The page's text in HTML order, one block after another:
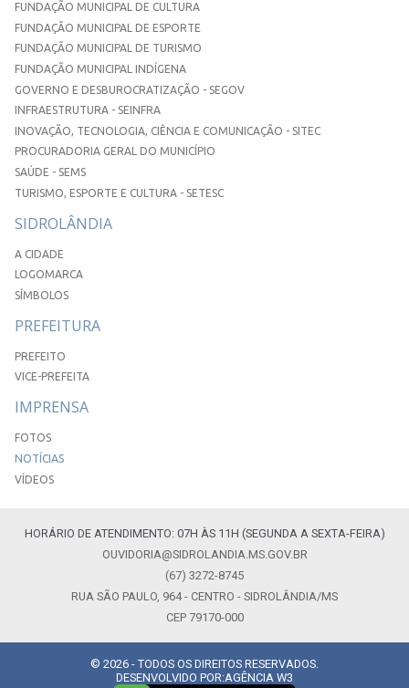
FUNDAÇÃO MUNICIPAL DE CULTURA
FUNDAÇÃO MUNICIPAL DE ESPORTE
FUNDAÇÃO MUNICIPAL DE TURISMO
FUNDAÇÃO MUNICIPAL INDÍGENA
GOVERNO E DESBUROCRATIZAÇÃO - SEGOV
INFRAESTRUTURA - SEINFRA
INOVAÇÃO, TECNOLOGIA, CIÊNCIA E COMUNICAÇÃO - SITEC
PROCURADORIA GERAL DO MUNICÍPIO
SAÚDE - SEMS
TURISMO, ESPORTE E CULTURA - SETESC
SIDROLÂNDIA
A CIDADE
LOGOMARCA
SÍMBOLOS
PREFEITURA
PREFEITO
VICE-PREFEITA
IMPRENSA
FOTOS
NOTÍCIAS
VÍDEOS
HORÁRIO DE ATENDIMENTO: 07H ÀS 11H (SEGUNDA A SEXTA-FEIRA)
OUVIDORIA@SIDROLANDIA.MS.GOV.BR
(67) 3272-8745
RUA SÃO PAULO, 964 - CENTRO - SIDROLÂNDIA/MS
CEP 79170-000
© 2026 - TODOS OS DIREITOS RESERVADOS.
DESENVOLVIDO POR:AGÊNCIA W3